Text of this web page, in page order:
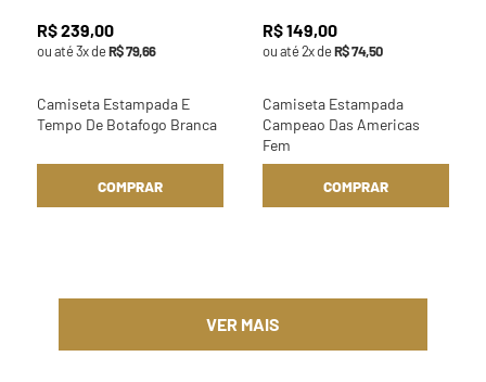
R$239,00
ou até3x deR$79,66
Camiseta Estampada E
Tempo De Botafogo Branca
COMPRAR
R$149,00
ou até2x deR$74,50
Camiseta Estampada
Campeao Das Americas
Fem
COMPRAR